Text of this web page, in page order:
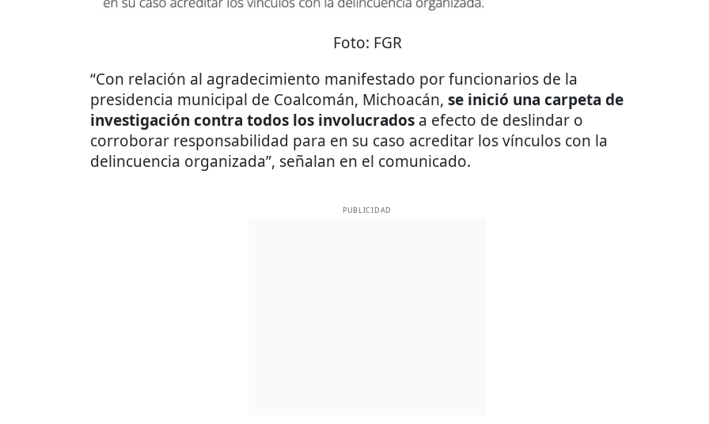
Foto: FGR
“Con relación al agradecimiento manifestado por funcionarios de la
presidencia municipal de Coalcomán, Michoacán, se inició una carpeta de
investigación contra todos los involucrados a efecto de deslindar o
corroborar responsabilidad para en su caso acreditar los vínculos con la
delincuencia organizada”, señalan en el comunicado.
PUBLICIDAD